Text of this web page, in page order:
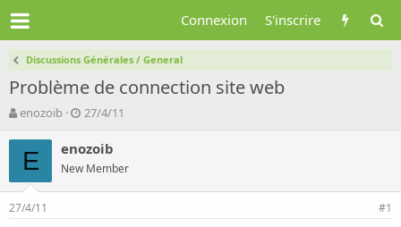
Connexion S'inscrire
Discussions Générales / General
Problème de connection site web
A
t
r
d
enozoib
D
t
d
e
27/4/11
E enozoib
New Member
27/4/11 #1